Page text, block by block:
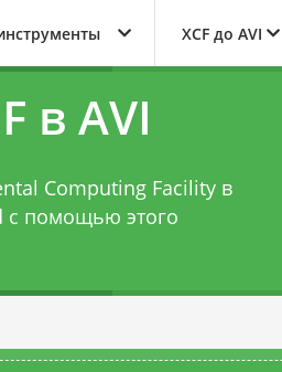
XCF до AVI
в AVI
Computing Facility в
с помощью этого